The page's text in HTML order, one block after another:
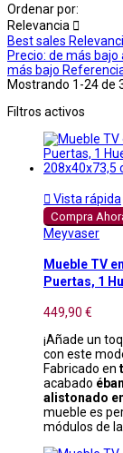
Ordenar por:
Relevancia 
Best sales
Precio: de más bajo
más bajo
Mostrando 1-24 de
Filtros activos
 Vista rápida
Compra
Meyvaser
Mueble TV
Puertas, 1
449,90 €
¡Añade un
con este
Fabricado en
acabado
alistonado
mueble es
módulos de